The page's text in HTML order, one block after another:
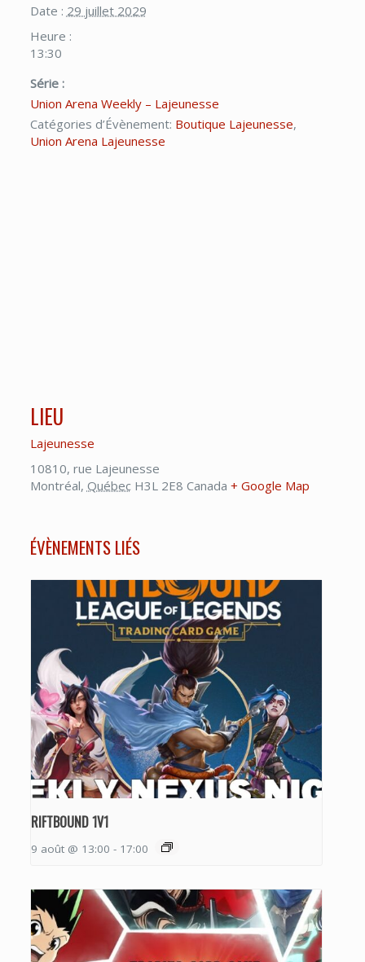
Date : 29 juillet 2029
Heure :
13:30
Série :
Union Arena Weekly – Lajeunesse
Catégories d’Évènement: Boutique Lajeunesse,
Union Arena Lajeunesse
LIEU
Lajeunesse
10810, rue Lajeunesse
Montréal, Québec H3L 2E8 Canada + Google Map
ÉVÈNEMENTS LIÉS
RIFTBOUND 1V1
9 août @ 13:00 - 17:00